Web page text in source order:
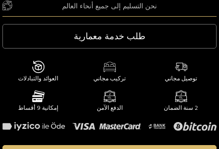
نحن التسليم إلى جميع أنحاء العالم
طلب خدمة معمارية
توصيل مجاني تركيب مجاني العوائد والتبادلات
2 سنة الضمان الدفع الآمن إمكانية 9 أقساط